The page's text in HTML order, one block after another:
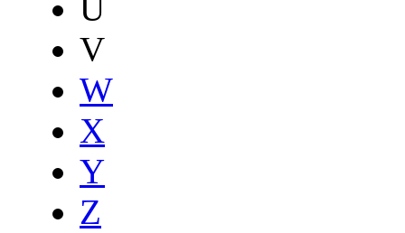
U
V
W
X
Y
Z